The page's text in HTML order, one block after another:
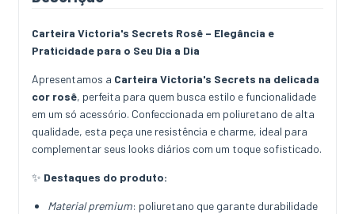
Carteira Victoria's Secrets Rosê – Elegância e
Praticidade para o Seu Dia a Dia
Apresentamos a Carteira Victoria's Secrets na delicada
cor rosê, perfeita para quem busca estilo e funcionalidade
em um só acessório. Confeccionada em poliuretano de alta
qualidade, esta peça une resistência e charme, ideal para
complementar seus looks diários com um toque sofisticado.
✨ Destaques do produto:
Material premium: poliuretano que garante durabilidade